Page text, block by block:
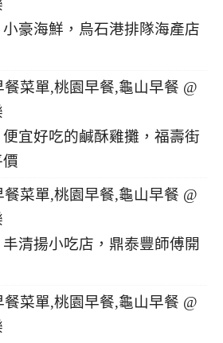
小豪海鮮，烏石港排隊海產店
便宜好吃的鹹酥雞攤，福壽街
丰清揚小吃店，鼎泰豐師傅開